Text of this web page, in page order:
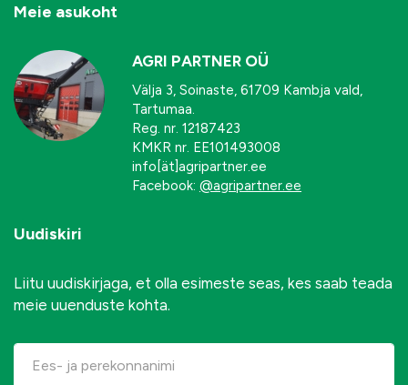
Meie asukoht
AGRI PARTNER OÜ
Välja 3, Soinaste, 61709 Kambja vald,
Tartumaa.
Reg. nr. 12187423
KMKR nr. EE101493008
info[ät]agripartner.ee
Facebook: @agripartner.ee
Uudiskiri
Liitu uudiskirjaga, et olla esimeste seas, kes saab teada
meie uuenduste kohta.